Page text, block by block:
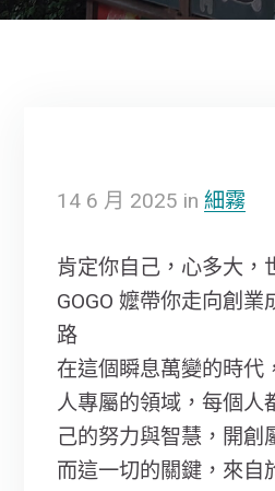
14 6 月 2025 in 細霧
肯定你自己，心多大，
GOGO 嬤帶你走向創業
路
在這個瞬息萬變的時代
人專屬的領域，每個人
己的努力與智慧，開創
而這一切的關鍵，來自